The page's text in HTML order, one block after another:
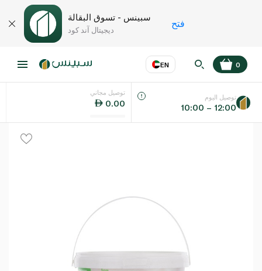
سبينس - تسوق البقالة
ديجيتال آند كود
فتح
EN
اللغة عر
0
توصيل مجاني
0.00
توصيل اليوم
10:00 – 12:00